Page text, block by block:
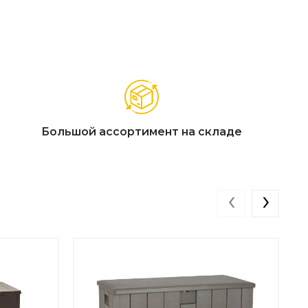
Большой ассортимент на складе
‹ ›